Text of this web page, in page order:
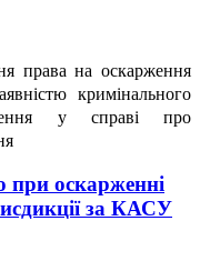
права на оскарження
кримінального
у справі про
при оскарженні
за КАСУ